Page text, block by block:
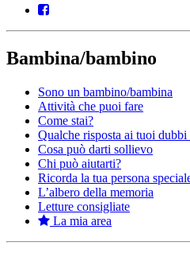
Facebook
Bambina/bambino
Sono un bambino/bambina
Attività che puoi fare
Come stai?
Qualche risposta ai tuoi dubbi
Cosa può darti sollievo
Chi può aiutarti?
Ricorda la tua persona
L’albero della memoria
Letture consigliate
La mia area